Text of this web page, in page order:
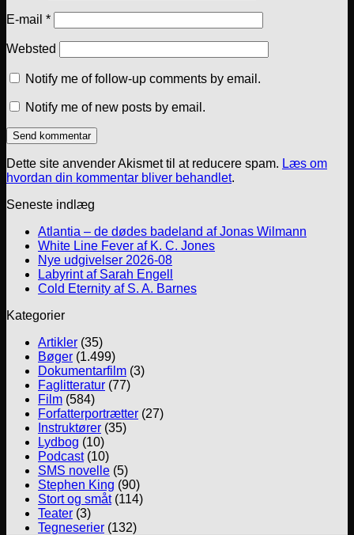
E-mail *
Websted
Notify me of follow-up comments by email.
Notify me of new posts by email.
Dette site anvender Akismet til at reducere spam. Læs om
hvordan din kommentar bliver behandlet.
Seneste indlæg
Atlantia – de dødes badeland af Jonas Wilmann
White Line Fever af K. C. Jones
Nye udgivelser 2026-08
Labyrint af Sarah Engell
Cold Eternity af S. A. Barnes
Kategorier
Artikler (35)
Bøger (1.499)
Dokumentarfilm (3)
Faglitteratur (77)
Film (584)
Forfatterportrætter (27)
Instruktører (35)
Lydbog (10)
Podcast(10)
SMS novelle (5)
Stephen King (90)
Stort og småt(114)
Teater (3)
Tegneserier (132)